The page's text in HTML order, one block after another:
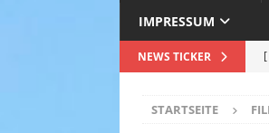
IMPRESSUM
NEWS TICKER
STARTSEITE